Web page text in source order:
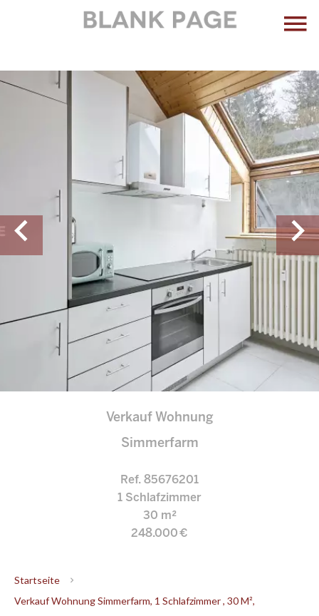
Verkauf Wohnung
Simmerfarm
Ref. 85676201
1 Schlafzimmer
30 m²
248.000 €
Startseite
Verkauf Wohnung Simmerfarm, 1 Schlafzimmer , 30 M²,